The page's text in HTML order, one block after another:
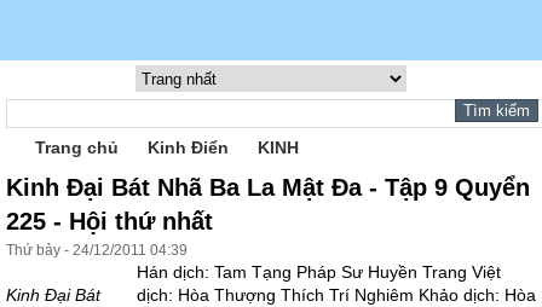
Trang chủ Kinh Điển KINH
Kinh Đại Bát Nhã Ba La Mật Đa - Tập 9 Quyển
225 - Hội thứ nhất
Thứ bảy - 24/12/2011 04:39
Kinh Đại Bát
Hán dịch: Tam Tạng Pháp Sư Huyền Trang Việt
dịch: Hòa Thượng Thích Trí Nghiêm Khảo dịch: Hòa